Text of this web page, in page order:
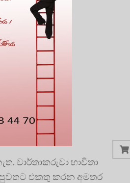
වාර්තාකරුවා භාවිතා
එකතු කරන අමතර